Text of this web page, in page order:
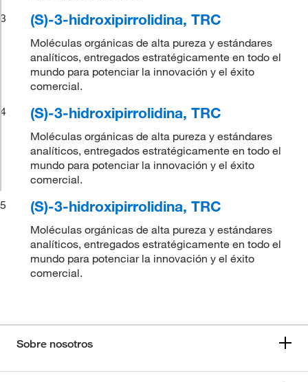
3
(S)-3-hidroxipirrolidina, TRC
Moléculas orgánicas de alta pureza y estándares
analíticos, entregados estratégicamente en todo el
mundo para potenciar la innovación y el éxito
comercial.
4
(S)-3-hidroxipirrolidina, TRC
Moléculas orgánicas de alta pureza y estándares
analíticos, entregados estratégicamente en todo el
mundo para potenciar la innovación y el éxito
comercial.
5
(S)-3-hidroxipirrolidina, TRC
Moléculas orgánicas de alta pureza y estándares
analíticos, entregados estratégicamente en todo el
mundo para potenciar la innovación y el éxito
comercial.
Sobre nosotros